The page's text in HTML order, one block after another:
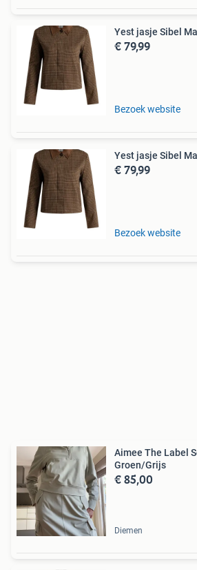
Yest jasje Sibel
€ 79,99
Bezoek website
Yest jasje Sibel
€ 79,99
Bezoek website
Aimee The Label
Groen/Grijs
€ 85,00
Diemen